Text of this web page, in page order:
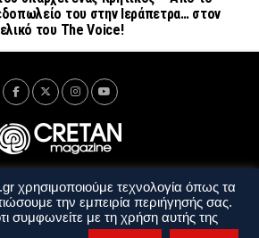
του στην Ιεράπετρα… στον
του The Voice!
Πολιτική Απορρήτου
Όροι Χρήσης
Όροι και Προϋποθέσεις
All rights reserved. byj. bitsakakis
χρησιμοποιούμε τεχνολογία όπως τα
την εμπειρία περιήγησής σας.
συμφωνείτε με τη χρήση αυτής της